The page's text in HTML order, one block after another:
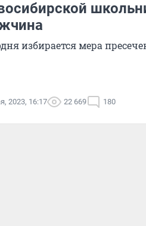
избирается мера
2023, 16:17 22 669 180